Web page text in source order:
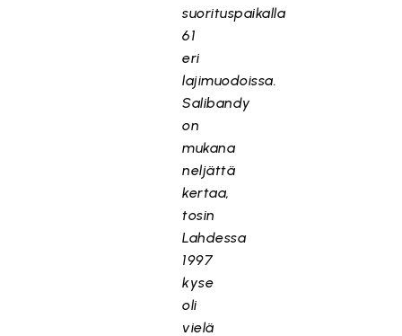
suorituspaikalla
61
eri
lajimuodoissa.
Salibandy
on
mukana
neljättä
kertaa,
tosin
Lahdessa
1997
kyse
oli
vielä